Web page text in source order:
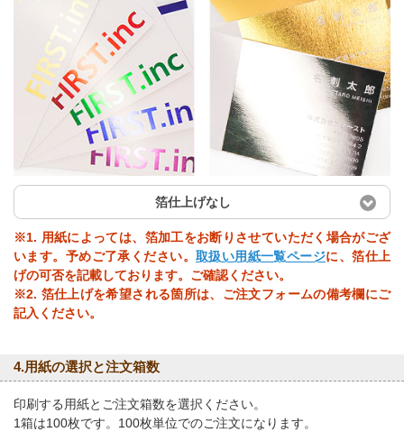
箔仕上げなし
※1. 用紙によっては、箔加工をお断りさせていただく場合がござ
います。予めご了承ください。 取扱い用紙一覧ページに、箔仕上
げの可否を記載しております。ご確認ください。
※2. 箔仕上げを希望される箇所は、ご注文フォームの備考欄にご
記入ください。
4.用紙の選択と注文箱数
印刷する用紙とご注文箱数を選択ください。
1箱は100枚です。100枚単位でのご注文になります。